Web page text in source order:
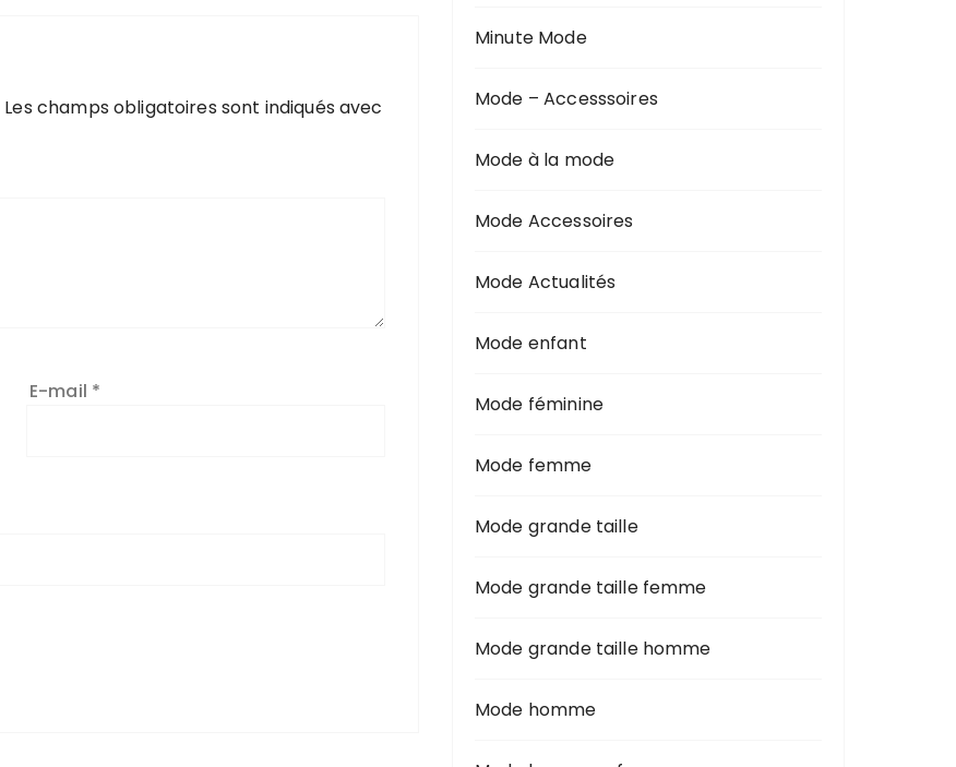
Les champs obligatoires sont indiqués avec
E-mail *
Minute Mode
Mode – Accesssoires
Mode à la mode
Mode Accessoires
Mode Actualités
Mode enfant
Mode féminine
Mode femme
Mode grande taille
Mode grande taille femme
Mode grande taille homme
Mode homme